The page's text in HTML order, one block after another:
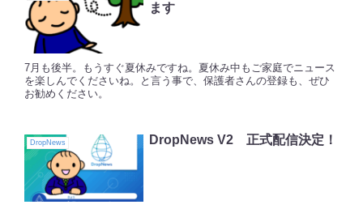
ます
7月も後半。もうすぐ夏休みですね。夏休み中もご家庭でニュース
を楽しんでくださいね。と言う事で、保護者さんの登録も、ぜひ
お勧めください。
DropNews DropNews V2 正式配信決定！